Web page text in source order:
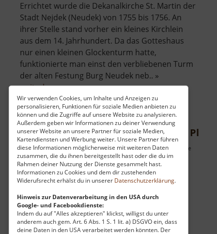
Wir verwenden Cookies, um Inhalte und Anzeigen zu
personalisieren, Funktionen für soziale Medien anbieten zu
können und die Zugriffe auf unsere Website zu analysieren.
Außerdem geben wir Informationen zu deiner Verwendung
unserer Website an unsere Partner für soziale Medien,
Kartendiensten und Werbung weiter. Unsere Partner führen
diese Informationen möglicherweise mit weiteren Daten
zusammen, die du ihnen bereitgestellt hast oder die du im
Rahmen deiner Nutzung der Dienste gesammelt hast.
Informationen zu Cookies und dem dir zustehenden
Widerufsrecht erhälst du in unserer Datenschutzerklärung.
Hinweis zur Datenverarbeitung in den USA durch
Google- und Facebookdienste:
Indem du auf "Alles akzeptieren" klickst, willigst du unter
anderem auch gem. Art. 6 Abs. 1 S. 1 lit. a) DSGVO ein, dass
deine Daten in den USA verarbeitet werden könnten. Der
Errichtet wurde die Dekanalkirche St. Martin der
Stadt Nejdek (Neudek) von 1755 bis 1756. An
ihrer Stelle stand vorher ein kleines Kirchlein
aus dem 14. Jahrhundert. Da das Gotteshaus
nur einen kleinen Glockenturm hatte,
funktionierte man einst den verbliebenen Turm
der alten Festung Burg Neudek neb.. »
weiterlesenüber
Dekanalkirche
St.
Martin
Kirche St. Laurentius Bergstadt
Kostel sv. Vavřince Horní Blatná / Böhmisches Erzgebirge
aktuell vom 23.07.2024 / Zugriffe: 989
29 km vom aktuellen Standort
Die Kirche in Horní Blatná (Bergstadt Platten)